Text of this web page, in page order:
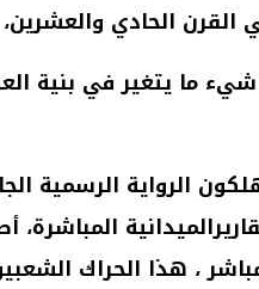
القرن الحادي والعشرين،
شيء ما يتغير في بنية
الرواية الرسمية
المباشرة،
، هذا الحراك